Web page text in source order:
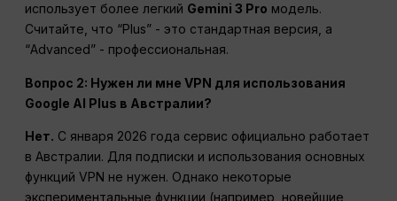
использует более легкий Gemini 3 Pro модель.
Считайте, что “Plus” - это стандартная версия, а
“Advanced” - профессиональная.
Вопрос 2: Нужен ли мне VPN для использования
Google AI Plus в Австралии?
Нет. С января 2026 года сервис официально работает
в Австралии. Для подписки и использования основных
функций VPN не нужен. Однако некоторые
экспериментальные функции (например, новейшие